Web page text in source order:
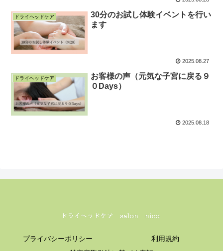
ドライヘッドケア
30分のお試し体験イベントを行い
ます
2025.08.27
ドライヘッドケア
お客様の声（元気な子宮に戻る９
０Days）
2025.08.18
プライバシーポリシー
利用規約